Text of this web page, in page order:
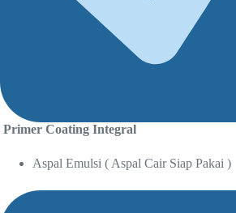
Primer Coating Integral
Aspal Emulsi ( Aspal Cair Siap Pakai )